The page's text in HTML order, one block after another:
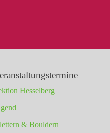
Hesselberg
& Bouldern